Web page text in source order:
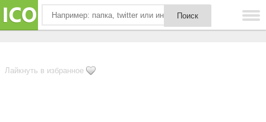
Лайкнуть в избранное